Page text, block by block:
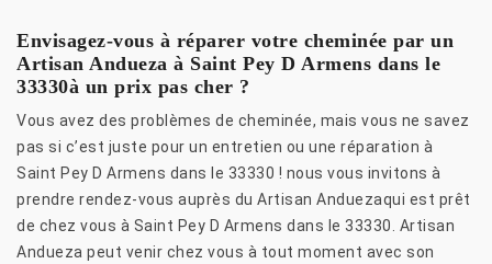
Envisagez-vous à réparer votre cheminée par un
Artisan Andueza à Saint Pey D Armens dans le
33330à un prix pas cher ?
Vous avez des problèmes de cheminée, mais vous ne savez
pas si c’est juste pour un entretien ou une réparation à
Saint Pey D Armens dans le 33330 ! nous vous invitons à
prendre rendez-vous auprès du Artisan Anduezaqui est prêt
de chez vous à Saint Pey D Armens dans le 33330. Artisan
Andueza peut venir chez vous à tout moment avec son